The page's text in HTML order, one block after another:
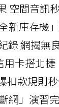
空間音訊
新庫存機
錄 網揭無
用卡搭北
扣款規則
網」演習